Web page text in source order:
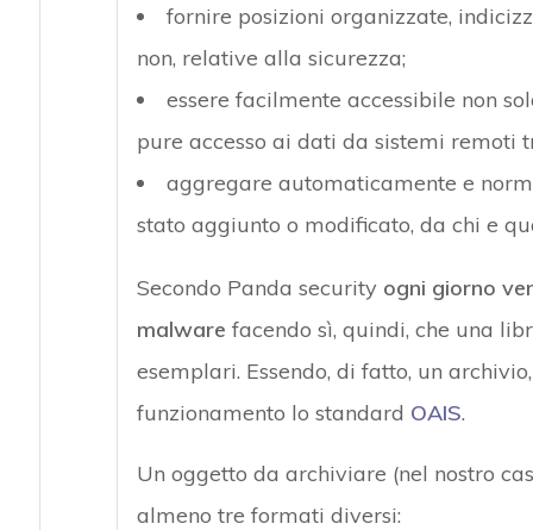
fornire posizioni organizzate,
non, relative alla sicurezza;
essere facilmente accessibile non
pure accesso ai dati da sistemi
aggregare automaticamente e
stato aggiunto o modificato, da chi e
Secondo Panda security ogni giorno
malware facendo sì, quindi, che una
esemplari. Essendo, di fatto, un
funzionamento lo standard OAIS.
Un oggetto da archiviare (nel nostro
almeno tre formati diversi: